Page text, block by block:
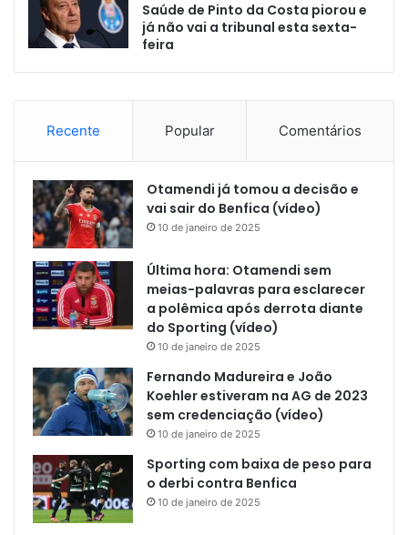
Saúde de Pinto da Costa piorou e
já não vai a tribunal esta sexta-
feira
Recente Popular Comentários
Otamendi já tomou a decisão e
vai sair do Benfica (vídeo)
10 de janeiro de 2025
Última hora: Otamendi sem
meias-palavras para esclarecer
a polêmica após derrota diante
do Sporting (vídeo)
10 de janeiro de 2025
Fernando Madureira e João
Koehler estiveram na AG de 2023
sem credenciação (vídeo)
10 de janeiro de 2025
Sporting com baixa de peso para
o derbi contra Benfica
10 de janeiro de 2025